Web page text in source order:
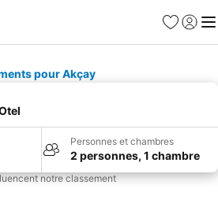
Favoris
Se
pour Akçay
Personnes et chambres
2 personnes, 1 chambre
notre classement